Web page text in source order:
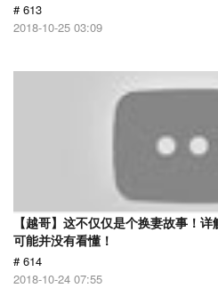
# 613
2018-10-25 03:09
【越哥】这不仅仅是个换妻故事！
可能并没有看懂！
# 614
2018-10-24 07:55